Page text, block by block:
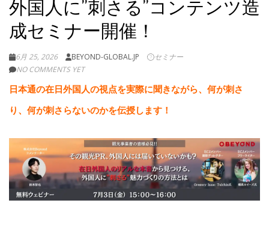
外国人に”刺さる”コンテンツ造
成セミナー開催！
6月 25, 2026 BEYOND-GLOBAL.JP
セミナー
NO COMMENTS YET
日本通の在日外国人の視点を実際に聞きながら、何が刺さ
り、何が刺さらないのかを伝授します！